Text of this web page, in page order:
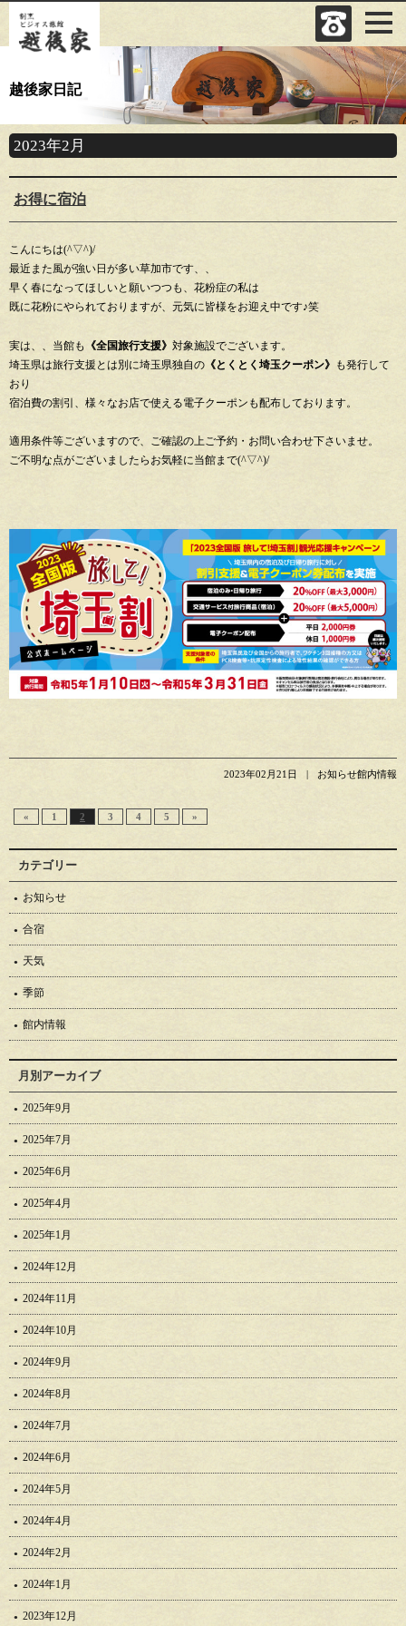
越後家日記
2023年2月
お得に宿泊
こんにちは(^▽^)/
最近また風が強い日が多い草加市です、、
早く春になってほしいと願いつつも、花粉症の私は
既に花粉にやられておりますが、元気に皆様をお迎え中です♪笑
実は、、当館も 《全国旅行支援》 対象施設でございます。
埼玉県は旅行支援とは別に埼玉県独自の 《とくとく埼玉クーポン》 も発行して
おり
宿泊費の割引、様々なお店で使える電子クーポンも配布しております。
適用条件等ございますので、ご確認の上ご予約・お問い合わせ下さいませ。
ご不明な点がございましたらお気軽に当館まで(^▽^)/
2023年02月21日 お知らせ館内情報
« 1 2 3 4 5 »
カテゴリー
お知らせ
合宿
天気
季節
館内情報
月別アーカイブ
2025年9月
2025年7月
2025年6月
2025年4月
2025年1月
2024年12月
2024年11月
2024年10月
2024年9月
2024年8月
2024年7月
2024年6月
2024年5月
2024年4月
2024年2月
2024年1月
2023年12月